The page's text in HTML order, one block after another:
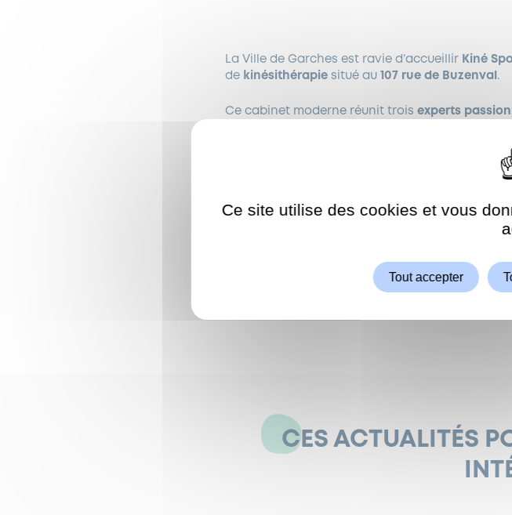
La Ville de Garches est ravie d’accueillir Kiné
de kinésithérapiesitué au 107 rue de Buzenval .
Ce cabinet moderne réunit trois experts
Pour les contacter : 09 54 78 06 34
CES ACTUALITÉS
Ce site utilise des cookies et vous
Tout accepter